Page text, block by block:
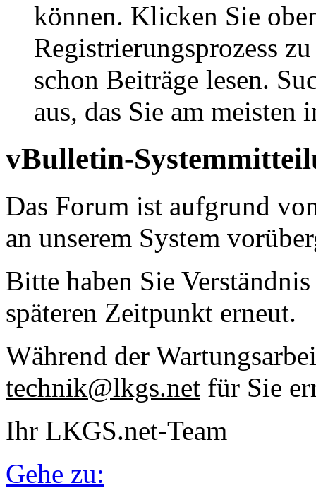
können. Klicken Sie
Registrierungsprozess
schon Beiträge lesen.
aus, das Sie am meisten
vBulletin-
Das Forum ist aufgrund
an unserem System
Bitte haben Sie
späteren Zeitpunkt erneut.
Während der
technik@lkgs.net für Sie
Ihr LKGS.net-Team
Gehe zu: